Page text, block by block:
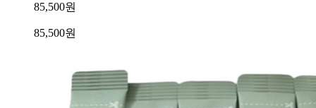
85,500원
85,500원